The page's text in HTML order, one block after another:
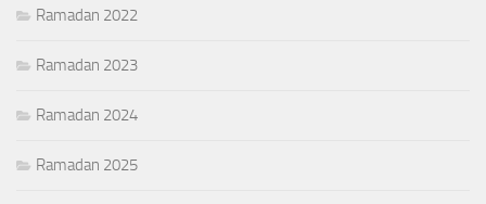
Ramadan 2022
Ramadan 2023
Ramadan 2024
Ramadan 2025